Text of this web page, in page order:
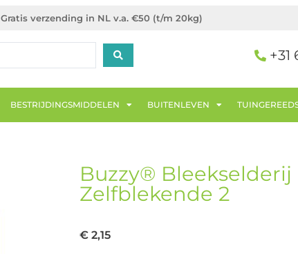
Gratis verzending in NL v.a. €50 (t/m 20kg)
+31
BESTRIJDINGSMIDDELEN BUITENLEVEN
Buzzy®
Zelfblekende 2
€ 2,15